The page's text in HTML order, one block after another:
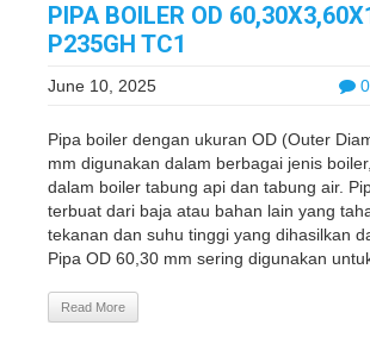
PIPA BOILER OD
P235GH TC1
0
June 10, 2025
Pipa boiler dengan ukuran OD (Outer
mm digunakan dalam berbagai jenis
dalam boiler tabung api dan tabung air.
terbuat dari baja atau bahan lain yang
tekanan dan suhu tinggi yang dihasilkan
Pipa OD 60,30 mm sering digunakan
Read More